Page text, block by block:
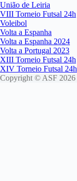
União de Leiria
VIII Torneio Futsal 24h
Voleibol
Volta a Espanha
Volta a Espanha 2024
Volta a Portugal 2023
XIII Torneio Futsal 24h
XIV Torneio Futsal 24h
Copyright © ASF 2026